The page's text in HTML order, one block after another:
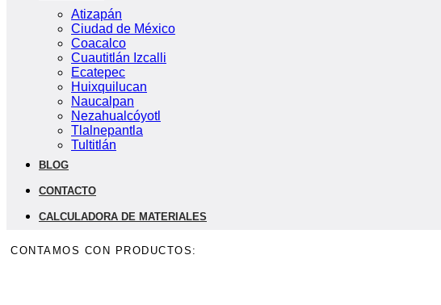
Atizapán
Ciudad de México
Coacalco
Cuautitlán Izcalli
Ecatepec
Huixquilucan
Naucalpan
Nezahualcóyotl
Tlalnepantla
Tultitlán
BLOG
CONTACTO
CALCULADORA DE MATERIALES
CONTAMOS CON PRODUCTOS: